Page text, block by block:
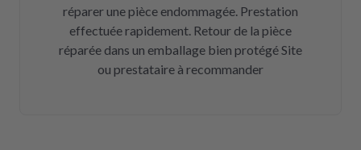
réparer une pièce endommagée. Prestation
effectuée rapidement. Retour de la pièce
réparée dans un emballage bien protégé Site
ou prestataire à recommander